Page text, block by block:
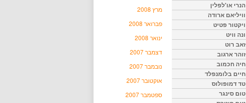
מרץ 2008
פברואר 2008
ינואר 2008
דצמבר 2007
נובמבר 2007
אוקטובר 2007
ספטמבר 2007
הנרי או'לפלין
וויליאם ארודה
ויקטור פטיט
ונה וויט
זאב רוט
זוהר ארגוב
חיה חכמוב
חיים בלומנפלד
טד דמופולוס
טום סינגר